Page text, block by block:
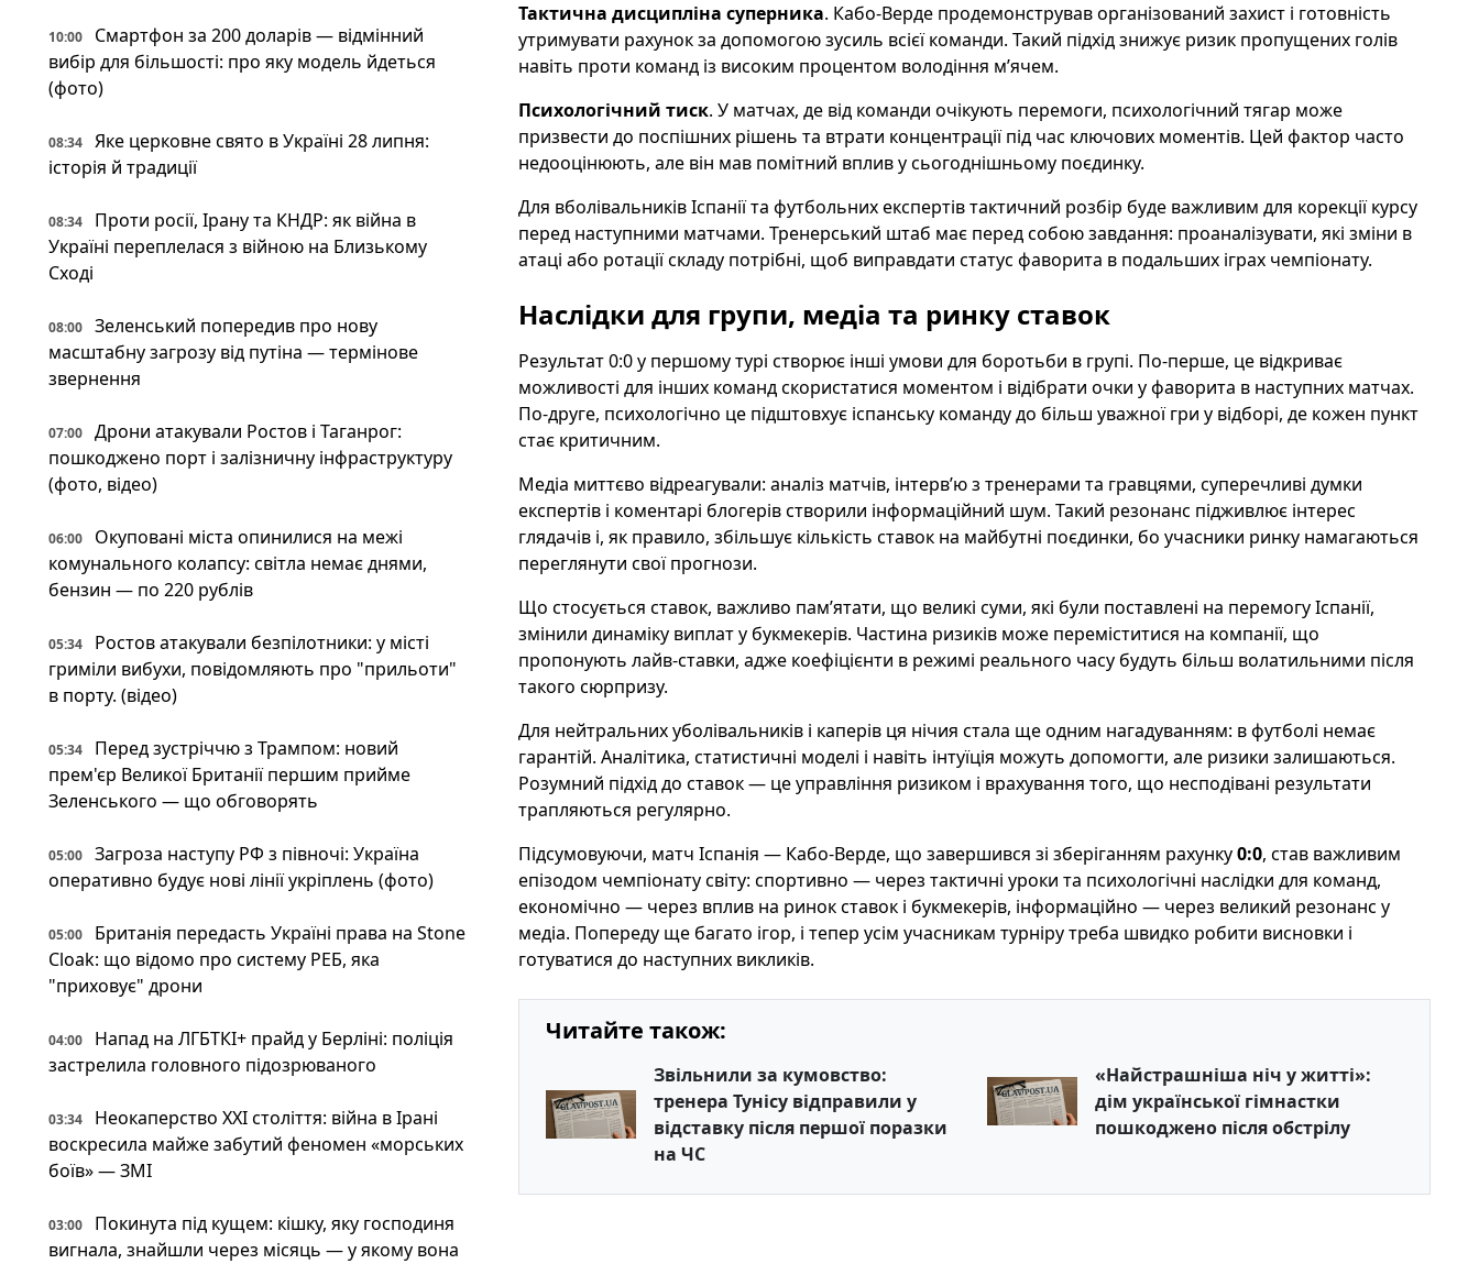
10:00
Смартфон за 200 доларів — відмінний
вибір для більшості: про яку модель йдеться
(фото)
08:34
Яке церковне свято в Україні 28 липня:
історія й традиції
08:34
Проти росії, Ірану та КНДР: як війна в
Україні переплелася з війною на Близькому
Сході
08:00
Зеленський попередив про нову
масштабну загрозу від путіна — термінове
звернення
07:00
Дрони атакували Ростов і Таганрог:
пошкоджено порт і залізничну інфраструктуру
(фото, відео)
06:00
Окуповані міста опинилися на межі
комунального колапсу: світла немає днями,
бензин — по 220 рублів
05:34
Ростов атакували безпілотники: у місті
гриміли вибухи, повідомляють про "прильоти"
в порту. (відео)
05:34
Перед зустріччю з Трампом: новий
прем'єр Великої Британії першим прийме
Зеленського — що обговорять
05:00
Загроза наступу РФ з півночі: Україна
оперативно будує нові лінії укріплень (фото)
05:00
Британія передасть Україні права на Stone
Cloak: що відомо про систему РЕБ, яка
"приховує" дрони
04:00
Напад на ЛГБТКІ+ прайд у Берліні: поліція
застрелила головного підозрюваного
03:34
Неокаперство XXI століття: війна в Ірані
воскресила майже забутий феномен «морських
боїв» — ЗМІ
03:00
Покинута під кущем: кішку, яку господиня
вигнала, знайшли через місяць — у якому вона
Тактична дисципліна суперника. Кабо-Верде продемонстрував організований захист і готовність
утримувати рахунок за допомогою зусиль всієї команди. Такий підхід знижує ризик пропущених голів
навіть проти команд із високим процентом володіння м’ячем.
Психологічний тиск. У матчах, де від команди очікують перемоги, психологічний тягар може
призвести до поспішних рішень та втрати концентрації під час ключових моментів. Цей фактор часто
недооцінюють, але він мав помітний вплив у сьогоднішньому поєдинку.
Для вболівальників Іспанії та футбольних експертів тактичний розбір буде важливим для корекції курсу
перед наступними матчами. Тренерський штаб має перед собою завдання: проаналізувати, які зміни в
атаці або ротації складу потрібні, щоб виправдати статус фаворита в подальших іграх чемпіонату.
Наслідки для групи, медіа та ринку ставок
Результат 0:0 у першому турі створює інші умови для боротьби в групі. По-перше, це відкриває
можливості для інших команд скористатися моментом і відібрати очки у фаворита в наступних матчах.
По-друге, психологічно це підштовхує іспанську команду до більш уважної гри у відборі, де кожен пункт
стає критичним.
Медіа миттєво відреагували: аналіз матчів, інтерв’ю з тренерами та гравцями, суперечливі думки
експертів і коментарі блогерів створили інформаційний шум. Такий резонанс підживлює інтерес
глядачів і, як правило, збільшує кількість ставок на майбутні поєдинки, бо учасники ринку намагаються
переглянути свої прогнози.
Що стосується ставок, важливо пам’ятати, що великі суми, які були поставлені на перемогу Іспанії,
змінили динаміку виплат у букмекерів. Частина ризиків може переміститися на компанії, що
пропонують лайв-ставки, адже коефіцієнти в режимі реального часу будуть більш волатильними після
такого сюрпризу.
Для нейтральних уболівальників і каперів ця нічия стала ще одним нагадуванням: в футболі немає
гарантій. Аналітика, статистичні моделі і навіть інтуїція можуть допомогти, але ризики залишаються.
Розумний підхід до ставок — це управління ризиком і врахування того, що несподівані результати
трапляються регулярно.
Підсумовуючи, матч Іспанія — Кабо-Верде, що завершився зі зберіганням рахунку0:0, став важливим
епізодом чемпіонату світу: спортивно — через тактичні уроки та психологічні наслідки для команд,
економічно — через вплив на ринок ставок і букмекерів, інформаційно — через великий резонанс у
медіа. Попереду ще багато ігор, і тепер усім учасникам турніру треба швидко робити висновки і
готуватися до наступних викликів.
Читайте також:
Звільнили за кумовство:
тренера Тунісу відправили у
відставку після першої поразки
на ЧС
«Найстрашніша ніч у житті»:
дім української гімнастки
пошкоджено після обстрілу